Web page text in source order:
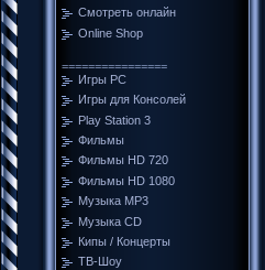
Смотреть онлайн
Online Shop
================
Игры PC
Игры для Консолей
Play Station 3
Фильмы
Фильмы HD 720
Фильмы HD 1080
Музыка MP3
Музыка CD
Кипы / Концерты
ТВ-Шоу